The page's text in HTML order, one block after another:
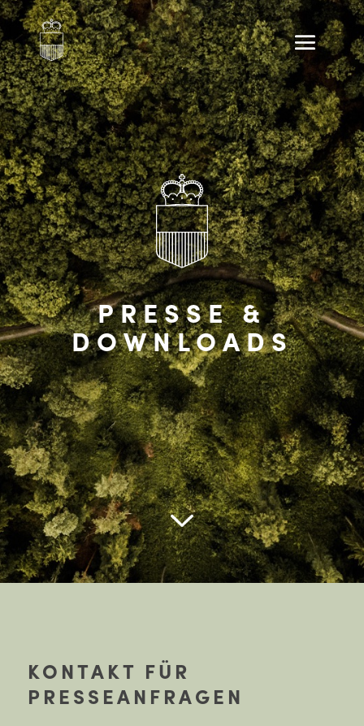
PRESSE &
DOWNLOADS
KONTAKT FÜR
PRESSEANFRAGEN